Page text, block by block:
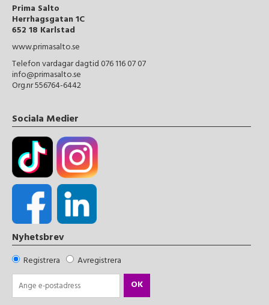
Prima Salto
Herrhagsgatan 1C
652 18 Karlstad
www.primasalto.se
Telefon vardagar dagtid 076 116 07 07
info@primasalto.se
Org.nr 556764-6442
Sociala Medier
Nyhetsbrev
Registrera
Avregistrera
OK